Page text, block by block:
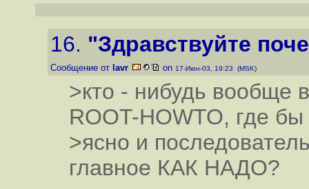
16. "Здравствуйте
Сообщение от lavr on 17-Июн-03, 19:23 (MSK)
>кто - нибудь вообще
ROOT-HOWTO, где бы
>ясно и
главное КАК НАДО?